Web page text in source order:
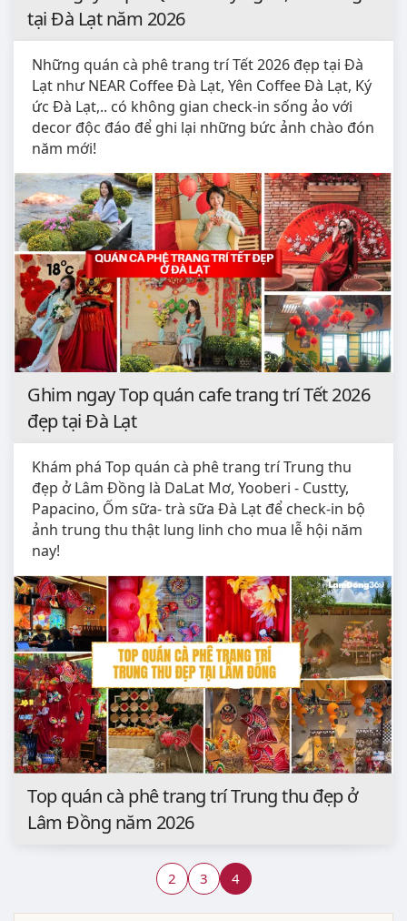
tại Đà Lạt năm 2026
Những quán cà phê trang trí Tết 2026 đẹp tại Đà
Lạt như NEAR Coffee Đà Lạt, Yên Coffee Đà Lạt, Ký
ức Đà Lạt,.. có không gian check-in sống ảo với
decor độc đáo để ghi lại những bức ảnh chào đón
năm mới!
Ghim ngay Top quán cafe trang trí Tết 2026
đẹp tại Đà Lạt
Khám phá Top quán cà phê trang trí Trung thu
đẹp ở Lâm Đồng là DaLat Mơ, Yooberi - Custty,
Papacino, Ốm sữa- trà sữa Đà Lạt để check-in bộ
ảnh trung thu thật lung linh cho mua lễ hội năm
nay!
Top quán cà phê trang trí Trung thu đẹp ở
Lâm Đồng năm 2026
2 3 4